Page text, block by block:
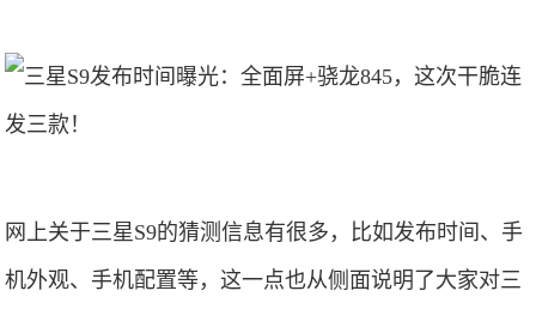
网上关于三星S9的猜测信息有很多，比如发布时间、手
机外观、手机配置等，这一点也从侧面说明了大家对三